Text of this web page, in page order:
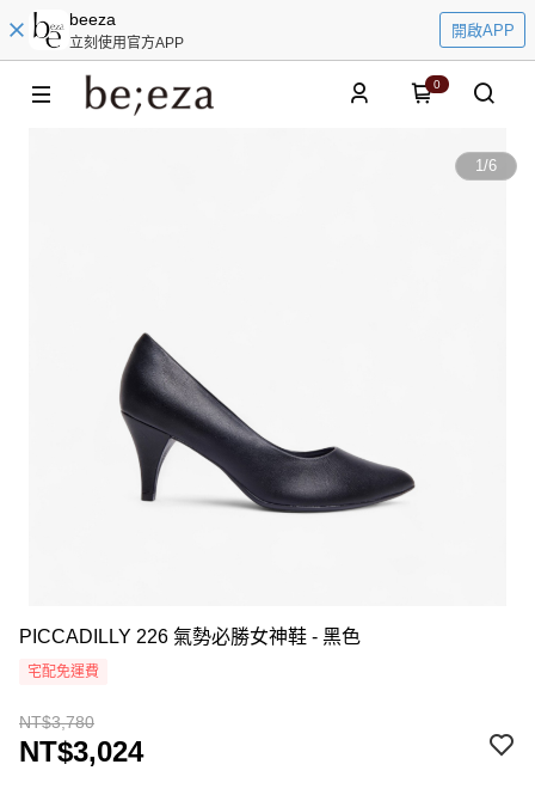
beeza
立刻使用官方APP
開啟APP
0
1/6
PICCADILLY 226 氣勢必勝女神鞋 - 黑色
宅配免運費
NT$3,780
NT$3,024